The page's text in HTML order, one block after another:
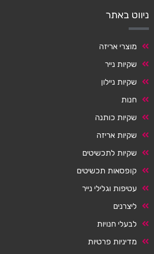
ניווט באתר
מוצרי אריזה
שקיות נייר
שקיות ניילון
חנות
שקיות כותנה
שקיות אריזה
שקיות לתכשיטים
קופסאות תכשיטים
עטיפות וגלילי נייר
ליצרנים
לבעלי חנויות
מדיניות פרטיות